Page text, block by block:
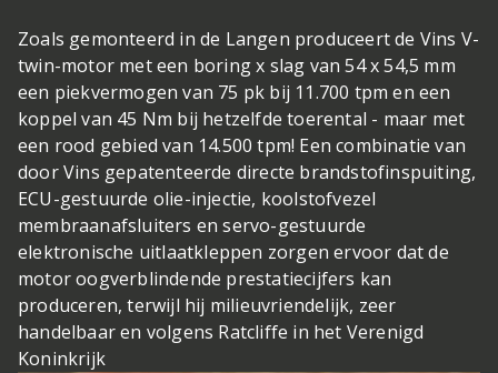
Zoals gemonteerd in de Langen produceert de Vins V-
twin-motor met een boring x slag van 54 x 54,5 mm
een ​​piekvermogen van 75 pk bij 11.700 tpm en een
koppel van 45 Nm bij hetzelfde toerental - maar met
een rood gebied van 14.500 tpm! Een combinatie van
door Vins gepatenteerde directe brandstofinspuiting,
ECU-gestuurde olie-injectie, koolstofvezel
membraanafsluiters en servo-gestuurde
elektronische uitlaatkleppen zorgen ervoor dat de
motor oogverblindende prestatiecijfers kan
produceren, terwijl hij milieuvriendelijk, zeer
handelbaar en volgens Ratcliffe in het Verenigd
Koninkrijk